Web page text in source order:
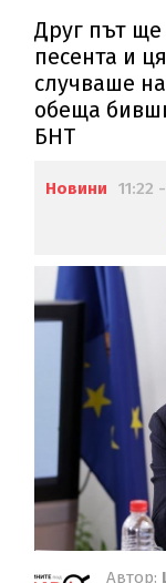
Друг път
песента и
случваше
обеща
БНТ
Новини 11:22
Автор: